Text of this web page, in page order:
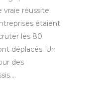
vraie réussite.
étaient
les 80
déplacés. Un
des